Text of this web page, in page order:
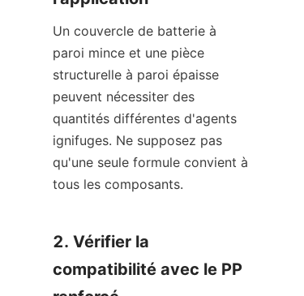
Un couvercle de batterie à
paroi mince et une pièce
structurelle à paroi épaisse
peuvent nécessiter des
quantités différentes d'agents
ignifuges. Ne supposez pas
qu'une seule formule convient à
tous les composants.
2. Vérifier la
compatibilité avec le PP